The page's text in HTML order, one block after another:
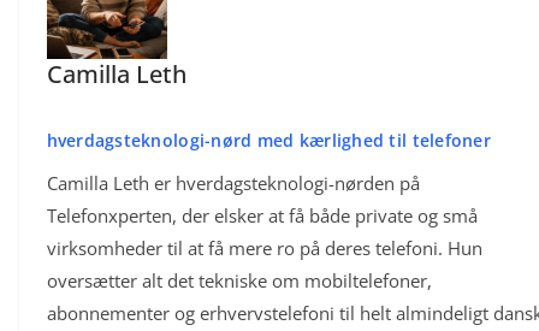
Camilla Leth
hverdagsteknologi-nørd med kærlighed til telefoner
Camilla Leth er hverdagsteknologi-nørden på
Telefonxperten, der elsker at få både private og små
virksomheder til at få mere ro på deres telefoni. Hun
oversætter alt det tekniske om mobiltelefoner,
abonnementer og erhvervstelefoni til helt almindeligt